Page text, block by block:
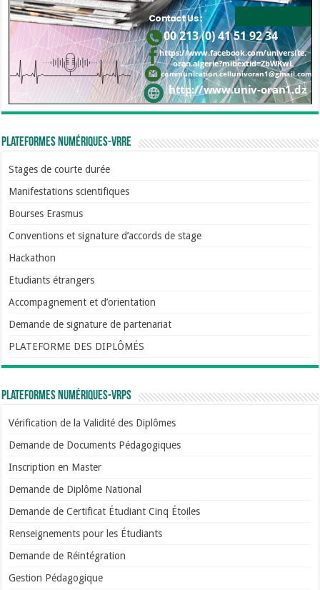
Plateformes numériques-VRRE
Stages de courte durée
Manifestations scientifiques
Bourses Erasmus
Conventions et signature d’accords de stage
Hackathon
Etudiants étrangers
Accompagnement et d’orientation
Demande de signature de partenariat
PLATEFORME DES DIPLÔMÉS
Plateformes numériques-VRPS
Vérification de la Validité des Diplômes
Demande de Documents Pédagogiques
Inscription en Master
Demande de Diplôme National
Demande de Certificat Étudiant Cinq Étoiles
Renseignements pour les Étudiants
Demande de Réintégration
Gestion Pédagogique